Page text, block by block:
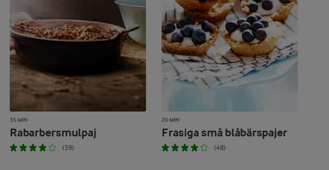
35 MIN
Rabarbersmulpaj
(39)
20 MIN
Frasiga små blåbärspajer
(48)